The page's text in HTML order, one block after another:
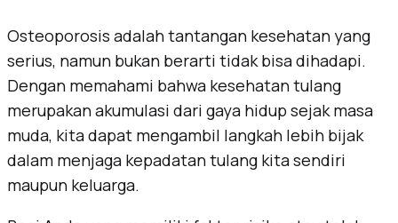
Osteoporosis adalah tantangan kesehatan yang
serius, namun bukan berarti tidak bisa dihadapi.
Dengan memahami bahwa kesehatan tulang
merupakan akumulasi dari gaya hidup sejak masa
muda, kita dapat mengambil langkah lebih bijak
dalam menjaga kepadatan tulang kita sendiri
maupun keluarga.